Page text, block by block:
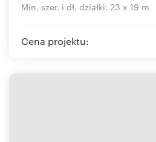
Min. szer. i dł. działki: 23 x 19 m
Cena projektu: